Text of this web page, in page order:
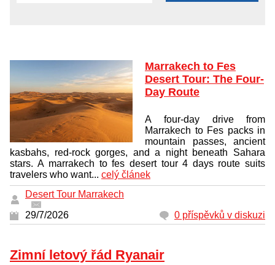
Marrakech to Fes
Desert Tour: The Four-
Day Route
A four-day drive from
Marrakech to Fes packs in
mountain passes, ancient
kasbahs, red-rock gorges, and a night beneath Sahara
stars. A marrakech to fes desert tour 4 days route suits
travelers who want... celý článek
Desert Tour Marrakech
29/7/2026
0 příspěvků v diskuzi
Zimní letový řád Ryanair